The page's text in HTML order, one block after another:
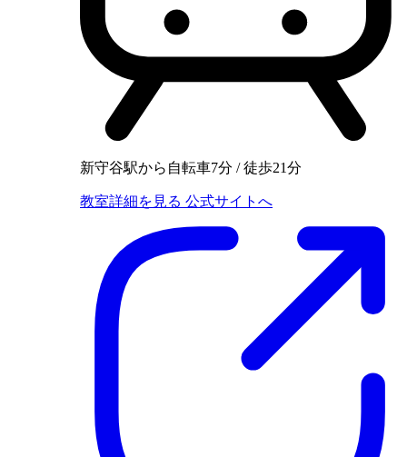
新守谷駅から自転車7分 / 徒歩21分
教室詳細を見る 公式サイトへ